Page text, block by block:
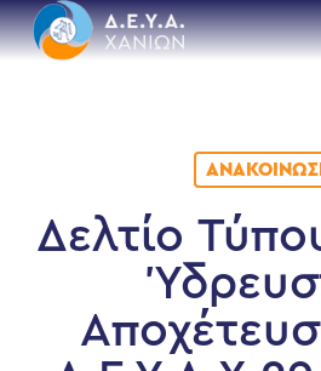
Skip
to
main
Δελτίο